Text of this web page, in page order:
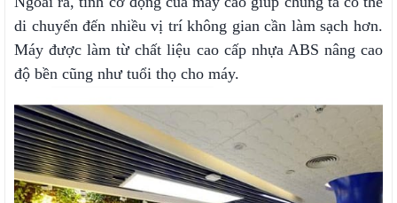
di chuyển đến nhiều vị trí không gian cần làm sạch hơn.
Máy được làm từ chất liệu cao cấp nhựa ABS nâng cao
độ bền cũng như tuổi thọ cho máy.